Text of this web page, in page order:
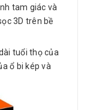
tam giác và
3D trên bề
tuổi thọ của
ổ bi kép và